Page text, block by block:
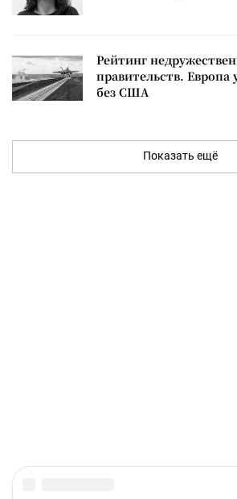
Рейтинг
правительств. Европа
без США
Показать ещё